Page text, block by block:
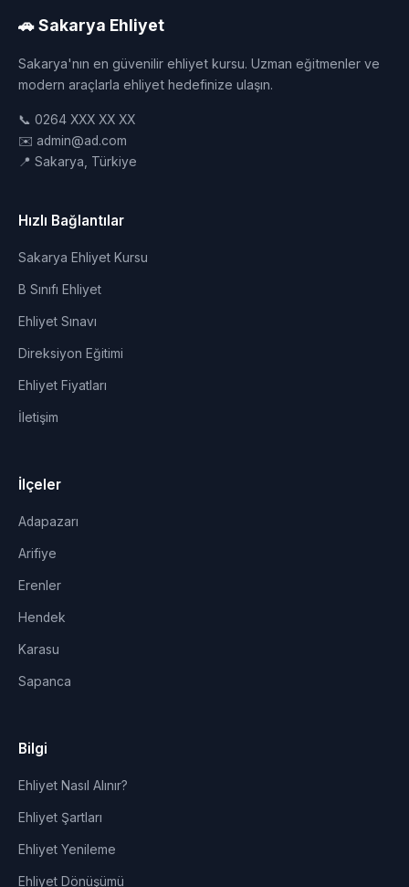
🚗 Sakarya Ehliyet
Sakarya'nın en güvenilir ehliyet kursu. Uzman eğitmenler ve
modern araçlarla ehliyet hedefinize ulaşın.
📞 0264 XXX XX XX
✉️ admin@ad.com
📍 Sakarya, Türkiye
Hızlı Bağlantılar
Sakarya Ehliyet Kursu
B Sınıfı Ehliyet
Ehliyet Sınavı
Direksiyon Eğitimi
Ehliyet Fiyatları
İletişim
İlçeler
Adapazarı
Arifiye
Erenler
Hendek
Karasu
Sapanca
Bilgi
Ehliyet Nasıl Alınır?
Ehliyet Şartları
Ehliyet Yenileme
Ehliyet Dönüşümü